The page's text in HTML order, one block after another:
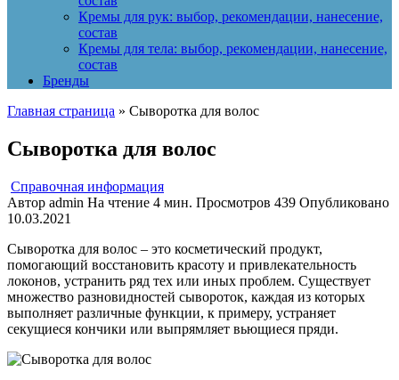
Кремы для рук: выбор, рекомендации, нанесение,
состав
Кремы для тела: выбор, рекомендации, нанесение,
состав
Бренды
Главная страница » Сыворотка для волос
Сыворотка для волос
Справочная информация
Автор admin На чтение 4 мин. Просмотров 439 Опубликовано
10.03.2021
Сыворотка для волос – это косметический продукт,
помогающий восстановить красоту и привлекательность
локонов, устранить ряд тех или иных проблем. Существует
множество разновидностей сывороток, каждая из которых
выполняет различные функции, к примеру, устраняет
секущиеся кончики или выпрямляет вьющиеся пряди.